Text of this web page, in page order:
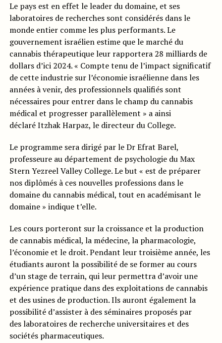
Le pays est en effet le leader du domaine, et ses
laboratoires de recherches sont considérés dans le
monde entier comme les plus performants. Le
gouvernement israélien estime que le marché du
cannabis thérapeutique leur rapportera 28 milliards de
dollars d’ici 2024. « Compte tenu de l’impact significatif
de cette industrie sur l’économie israélienne dans les
années à venir, des professionnels qualifiés sont
nécessaires pour entrer dans le champ du cannabis
médical et progresser parallèlement » a ainsi
déclaré Itzhak Harpaz, le directeur du College.
Le programme sera dirigé par le Dr Efrat Barel,
professeure au département de psychologie du Max
Stern Yezreel Valley College. Le but « est de préparer
nos diplômés à ces nouvelles professions dans le
domaine du cannabis médical, tout en académisant le
domaine » indique t’elle.
Les cours porteront sur la croissance et la production
de cannabis médical, la médecine, la pharmacologie,
l’économie et le droit. Pendant leur troisième année, les
étudiants auront la possibilité de se former au cours
d’un stage de terrain, qui leur permettra d’avoir une
expérience pratique dans des exploitations de cannabis
et des usines de production. Ils auront également la
possibilité d’assister à des séminaires proposés par
des laboratoires de recherche universitaires et des
sociétés pharmaceutiques.